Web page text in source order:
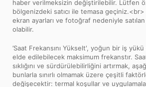
haber verilmeksizin değiştirilebilir. Lütfen
bölgenizdeki satıcı ile temasa
ekran ayarları ve fotoğraf nedeniyle
olabilir.
’Saat Frekansını Yükselt', yoğun bir iş yükü
elde edilebilecek maksimum frekanstır.
sıklığını ve sürdürülebilirliğini artırmak,
bunlarla sınırlı olmamak üzere çeşitli
değişecektir: termal koşullar ve